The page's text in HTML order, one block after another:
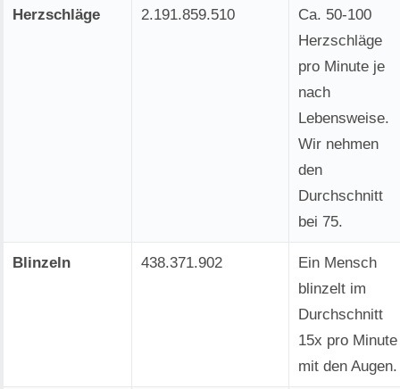
Herzschläge 2.191.859.510
Ca. 50-100
Herzschläge
pro Minute je
nach
Lebensweise.
Wir nehmen
den
Durchschnitt
bei 75.
Blinzeln 438.371.902
Ein Mensch
blinzelt im
Durchschnitt
15x pro Minute
mit den Augen.